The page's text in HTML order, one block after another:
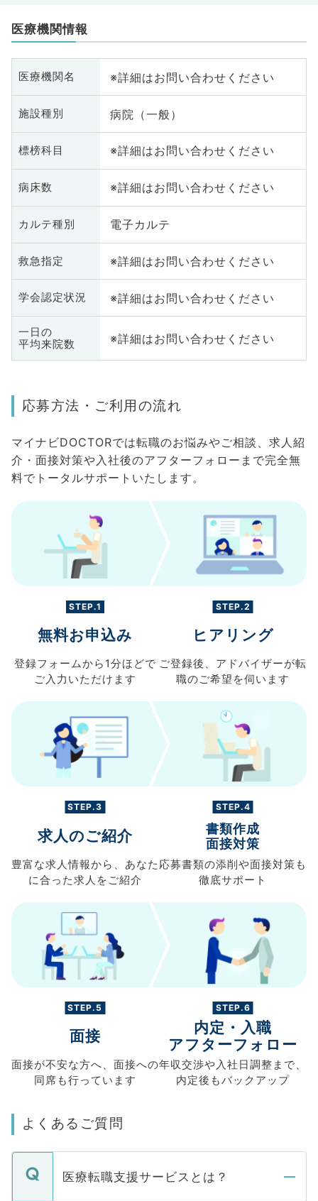
医療機関情報
医療機関名 ※詳細はお問い合わせください
施設種別 病院（一般）
標榜科目 ※詳細はお問い合わせください
病床数 ※詳細はお問い合わせください
カルテ種別 電子カルテ
救急指定 ※詳細はお問い合わせください
学会認定状況 ※詳細はお問い合わせください
一日の
平均来院数
※詳細はお問い合わせください
応募方法・ご利用の流れ
マイナビDOCTORでは転職のお悩みやご相談、求人紹
介・面接対策や入社後のアフターフォローまで完全無
料でトータルサポートいたします。
STEP.1
無料お申込み
登録フォームから 1分ほどで
ご入力 いただけます
STEP.2
ヒアリング
ご登録後、 アドバイザーが転
職のご希望を伺います
STEP.3
求人のご紹介
豊富な求人情報から、 あなた
に合った求人を ご紹介
STEP.4
書類作成
面接対策
応募書類の添削や面接対策も
徹底サポート
STEP.5
面接
面接が不安な方へ、 面接への
同席も行っています
STEP.6
内定・入職
アフターフォロー
年収交渉や入社日調整まで、
内定後もバックアップ
よくあるご質問
医療転職支援サービスとは？